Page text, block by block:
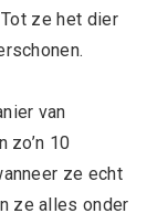
ze het dier
van
zo’n 10
ze echt
ze alles onder